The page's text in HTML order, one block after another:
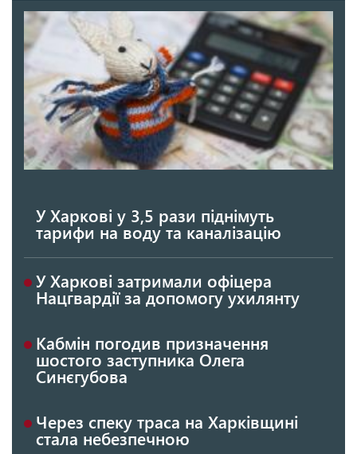
У Харкові у 3,5 рази піднімуть
тарифи на воду та каналізацію
У Харкові затримали офіцера
Нацгвардії за допомогу ухилянту
Кабмін погодив призначення
шостого заступника Олега
Синєгубова
Через спеку траса на Харківщині
стала небезпечною